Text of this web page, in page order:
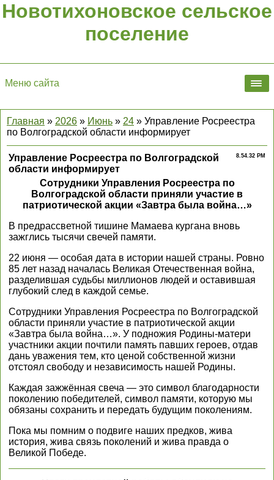
Новотихоновское сельское
поселение
Меню сайта
Главная » 2026 » Июнь » 24 » Управление Росреестра
по Волгоградской области информирует
8.54.32 PM
Управление Росреестра по Волгоградской
области информирует
Сотрудники Управления Росреестра по
Волгоградской области приняли участие в
патриотической акции «Завтра была война…»
В предрассветной тишине Мамаева кургана вновь
зажглись тысячи свечей памяти.
22 июня — особая дата в истории нашей страны. Ровно
85 лет назад началась Великая Отечественная война,
разделившая судьбы миллионов людей и оставившая
глубокий след в каждой семье.
Сотрудники Управления Росреестра по Волгоградской
области приняли участие в патриотической акции
«Завтра была война…». У подножия Родины-матери
участники акции почтили память павших героев, отдав
дань уважения тем, кто ценой собственной жизни
отстоял свободу и независимость нашей Родины.
Каждая зажжённая свеча — это символ благодарности
поколению победителей, символ памяти, которую мы
обязаны сохранить и передать будущим поколениям.
Пока мы помним о подвиге наших предков, жива
история, жива связь поколений и жива правда о
Великой Победе.